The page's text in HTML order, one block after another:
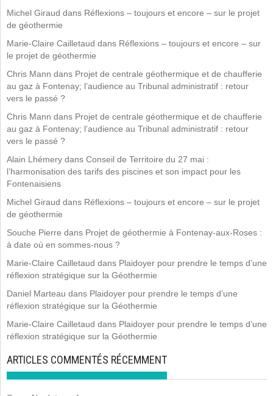
Michel Giraud dans Réflexions – toujours et encore – sur le projet
de géothermie
Marie-Claire Cailletaud dans Réflexions – toujours et encore – sur
le projet de géothermie
Chris Mann dans Projet de centrale géothermique et de chaufferie
au gaz à Fontenay; l’audience au Tribunal administratif : retour
vers le passé ?
Chris Mann dans Projet de centrale géothermique et de chaufferie
au gaz à Fontenay; l’audience au Tribunal administratif : retour
vers le passé ?
Alain Lhémery dans Conseil de Territoire du 27 mai :
l’harmonisation des tarifs des piscines et son impact pour les
Fontenaisiens
Michel Giraud dans Réflexions – toujours et encore – sur le projet
de géothermie
Souche Pierre dans Projet de géothermie à Fontenay-aux-Roses :
à date où en sommes-nous ?
Marie-Claire Cailletaud dans Plaidoyer pour prendre le temps d’une
réflexion stratégique sur la Géothermie
Daniel Marteau dans Plaidoyer pour prendre le temps d’une
réflexion stratégique sur la Géothermie
Marie-Claire Cailletaud dans Plaidoyer pour prendre le temps d’une
réflexion stratégique sur la Géothermie
ARTICLES COMMENTÉS RÉCEMMENT